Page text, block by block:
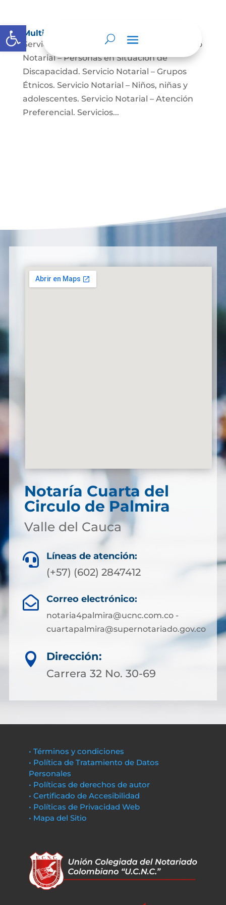
Abrir barra de herramientas
Multimedia
Servicio Notarial – Fuerzas Militares. Servicio
Notarial – Personas en Situación de
Discapacidad. Servicio Notarial – Grupos
Étnicos. Servicio Notarial – Niños, niñas y
adolescentes. Servicio Notarial – Atención
Preferencial. Servicios...
Notaría Cuarta del
Circulo de Palmira
Valle del Cauca
 Líneas de atención:
(+57) (602) 2847412
 Correo electrónico:
notaria4palmira@ucnc.com.co -
cuartapalmira@supernotariado.gov.co

Dirección:
Carrera 32 No. 30-69
• Términos y condiciones
• Política de Tratamiento de Datos
Personales
• Políticas de derechos de autor
• Certificado de Accesibilidad
• Políticas de Privacidad Web
• Mapa del Sitio